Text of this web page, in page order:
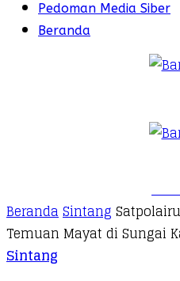
Pedoman Media Siber
Beranda
BerandaSintang
Temuan Mayat di Sungai
Sintang